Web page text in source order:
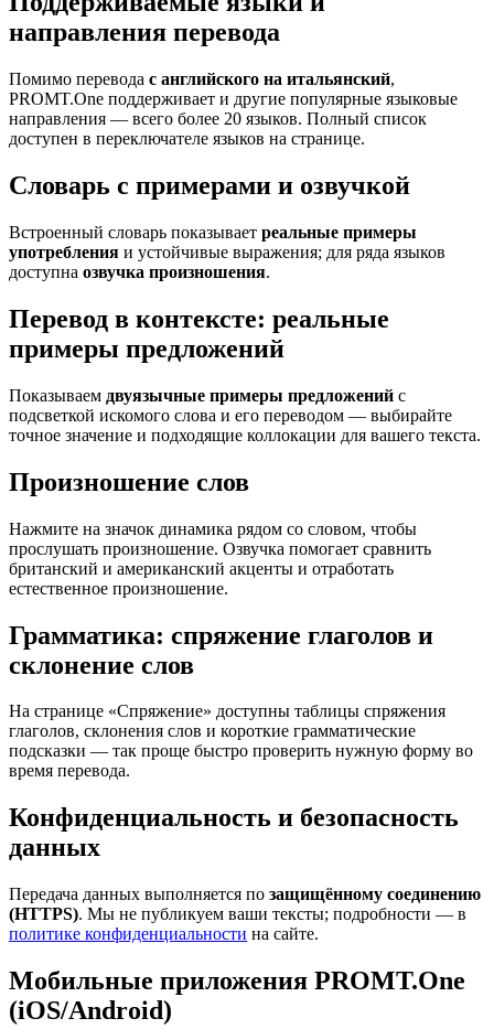
направления перевода
Помимо перевода с английского на итальянский,
PROMT.One поддерживает и другие популярные языковые
направления — всего более 20 языков. Полный список
доступен в переключателе языков на странице.
Словарь с примерами и озвучкой
Встроенный словарь показывает реальные примеры
употребления и устойчивые выражения; для ряда языков
доступна озвучка произношения.
Перевод в контексте: реальные
примеры предложений
Показываем двуязычные примеры предложений с
подсветкой искомого слова и его переводом — выбирайте
точное значение и подходящие коллокации для вашего текста.
Произношение слов
Нажмите на значок динамика рядом со словом, чтобы
прослушать произношение. Озвучка помогает сравнить
британский и американский акценты и отработать
естественное произношение.
Грамматика: спряжение глаголов и
склонение слов
На странице «Спряжение» доступны таблицы спряжения
глаголов, склонения слов и короткие грамматические
подсказки — так проще быстро проверить нужную форму во
время перевода.
Конфиденциальность и безопасность
данных
Передача данных выполняется по защищённому соединению
(HTTPS). Мы не публикуем ваши тексты; подробности — в
политике конфиденциальности на сайте.
Мобильные приложения PROMT.One
(iOS/Android)